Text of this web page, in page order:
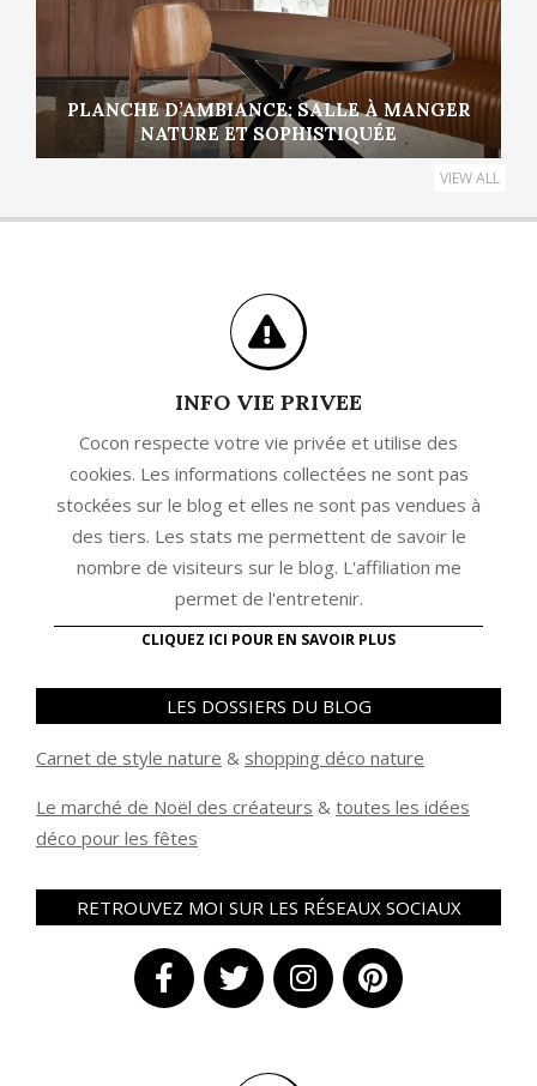
PLANCHE D’AMBIANCE: SALLE À MANGER
NATURE ET SOPHISTIQUÉE
VIEW ALL
INFO VIE PRIVEE
Cocon respecte votre vie privée et utilise des
cookies. Les informations collectées ne sont pas
stockées sur le blog et elles ne sont pas vendues à
des tiers. Les stats me permettent de savoir le
nombre de visiteurs sur le blog. L'affiliation me
permet de l'entretenir.
CLIQUEZ ICI POUR EN SAVOIR PLUS
LES DOSSIERS DU BLOG
Carnet de style nature & shopping déco nature
Le marché de Noël des créateurs & toutes les idées
déco pour les fêtes
RETROUVEZ MOI SUR LES RÉSEAUX SOCIAUX